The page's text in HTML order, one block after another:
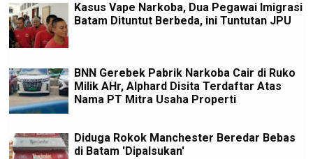
Kasus Vape Narkoba, Dua Pegawai Imigrasi
Batam Dituntut Berbeda, ini Tuntutan JPU
BNN Gerebek Pabrik Narkoba Cair di Ruko
Milik AHr, Alphard Disita Terdaftar Atas
Nama PT Mitra Usaha Properti
Diduga Rokok Manchester Beredar Bebas
di Batam 'Dipalsukan'